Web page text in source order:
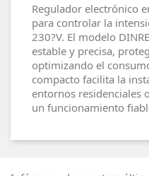
Regulador electrónico
para controlar la
230?V. El modelo
estable y precisa,
optimizando el
compacto facilita la
entornos residenciales
un funcionamiento